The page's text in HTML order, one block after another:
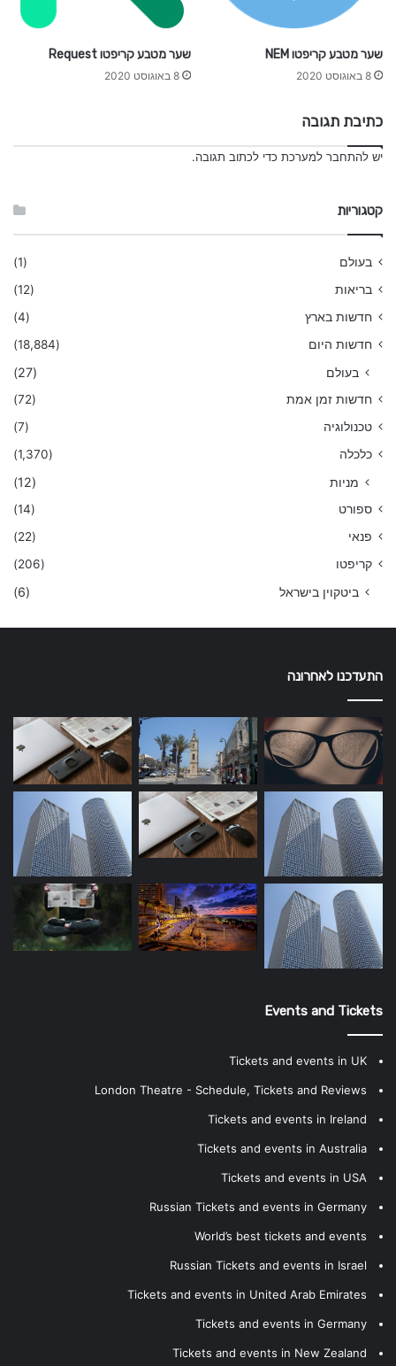
שער מטבע קריפטו NEM
8 באוגוסט 2020
שער מטבע קריפטו Request
8 באוגוסט 2020
כתיבת תגובה
יש להתחבר למערכת כדי לכתוב תגובה.
קטגוריות
בעולם
(1)
בריאות
(12)
חדשות בארץ
(4)
חדשות היום
(18,884)
בעולם (27)
חדשות זמן אמת
(72)
טכנולוגיה
(7)
כלכלה
(1,370)
מניות (12)
ספורט
(14)
פנאי
(22)
קריפטו
(206)
ביטקוין בישראל (6)
התעדכנו לאחרונה
Events and Tickets
Tickets and events in UK
London Theatre - Schedule, Tickets and Reviews
Tickets and events in Ireland
Tickets and events in Australia
Tickets and events in USA
Russian Tickets and events in Germany
World’s best tickets and events
Russian Tickets and events in Israel
Tickets and events in United Arab Emirates
Tickets and events in Germany
Tickets and events in New Zealand